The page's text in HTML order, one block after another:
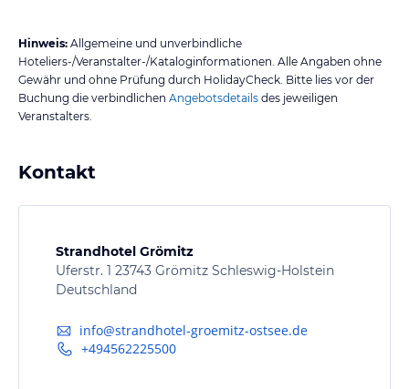
Hinweis: Allgemeine und unverbindliche
Hoteliers-/Veranstalter-/Kataloginformationen. Alle Angaben ohne
Gewähr und ohne Prüfung durch HolidayCheck. Bitte lies vor der
Buchung die verbindlichen Angebotsdetails des jeweiligen
Veranstalters.
Kontakt
Strandhotel Grömitz
Uferstr. 1 23743 Grömitz Schleswig-Holstein
Deutschland
info@strandhotel-groemitz-ostsee.de
+494562225500